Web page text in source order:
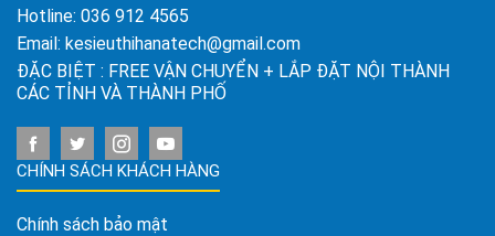
Hotline: 036 912 4565
Email: kesieuthihanatech@gmail.com
ĐẶC BIỆT : FREE VẬN CHUYỂN + LẮP ĐẶT NỘI THÀNH
CÁC TỈNH VÀ THÀNH PHỐ
CHÍNH SÁCH KHÁCH HÀNG
Chính sách bảo mật